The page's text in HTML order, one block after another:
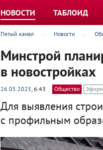
НОВОСТИ ТАБЛОИД
Пятый канал Новости
Минстрой
в новостройках
26.05.2025, 6:43 Общество
Для выявления
с профильным